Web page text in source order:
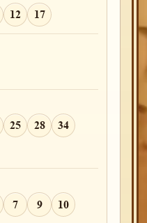
12 15
12 17
25 28
34
7 9
10